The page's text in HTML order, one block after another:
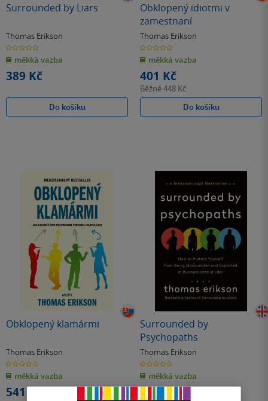
Surrounded by Liars
Thomas Erikson
0.0
z
5
hvězdiček
měkká vazba
389 Kč
Do košíku
Obklopený idiotmi v
zamestnaní
Thomas Erikson
0.0
z
5
hvězdiček
měkká vazba
401 Kč
Běžně448 Kč
Do košíku
Obklopený klamármi
Thomas Erikson
0.0
z
5
hvězdiček
měkká vazba
541 Kč
Surrounded by
Psychopaths
Thomas Erikson
0.0
z
5
hvězdiček
měkká vazba